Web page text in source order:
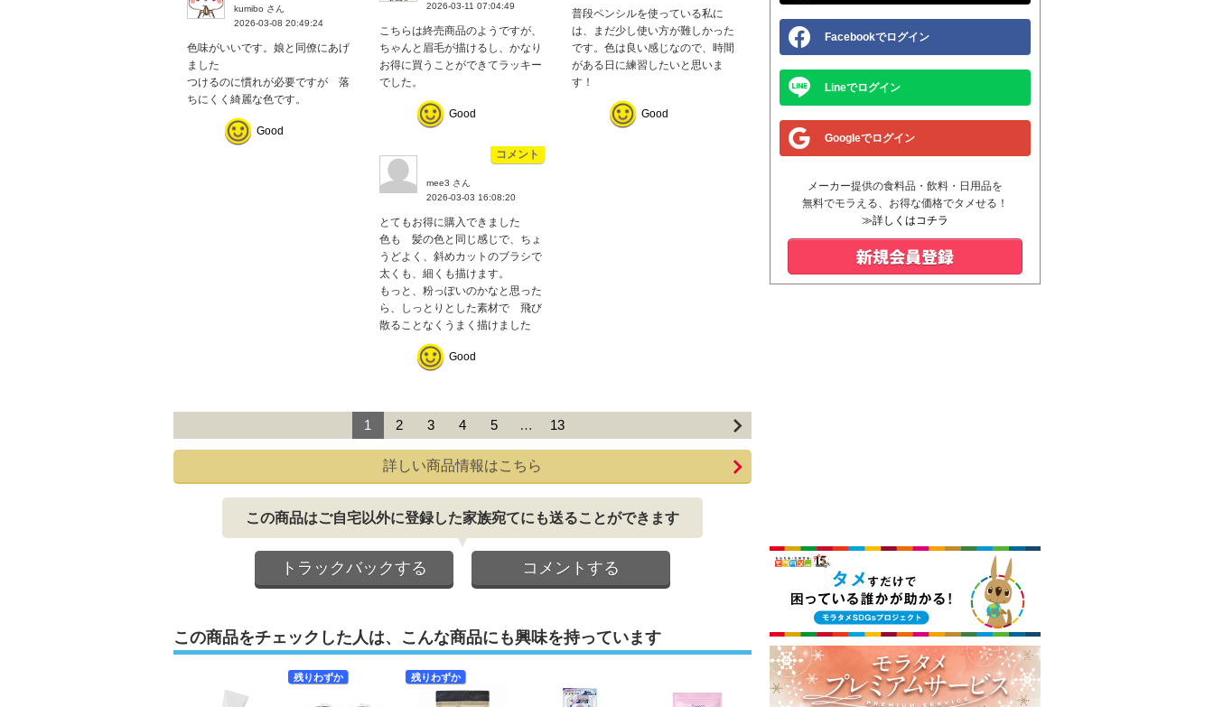
普段ペンシルを使っている私に
は、まだ少し使い方が難しかった
です。色は良い感じなので、時間
がある日に練習したいと思いま
す！
Good
2026-03-11 07:04:49
こちらは終売商品のようですが、
ちゃんと眉毛が描けるし、かなり
お得に買うことができてラッキー
でした。
Good
kumibo さん
2026-03-08 20:49:24
色味がいいです。娘と同僚にあげ
ました
つけるのに慣れが必要ですが 落
ちにくく綺麗な色です。
Good
コメント
mee3 さん
2026-03-03 16:08:20
とてもお得に購入できました
色も 髪の色と同じ感じで、ちょ
うどよく、斜めカットのブラシで
太くも、細くも描けます。
もっと、粉っぽいのかなと思った
ら、しっとりとした素材で 飛び
散ることなくうまく描けました
Good
1 2 3 4 5 … 13
詳しい商品情報はこちら
この商品はご自宅以外に登録した家族宛てにも送ることができます
トラックバックする コメントする
この商品をチェックした人は、こんな商品にも興味を持っています
残りわずか 残りわずか
Facebookでログイン
Lineでログイン
Googleでログイン
メーカー提供の食料品・飲料・日用品を
無料でモラえる、お得な価格でタメせる！
≫詳しくはコチラ